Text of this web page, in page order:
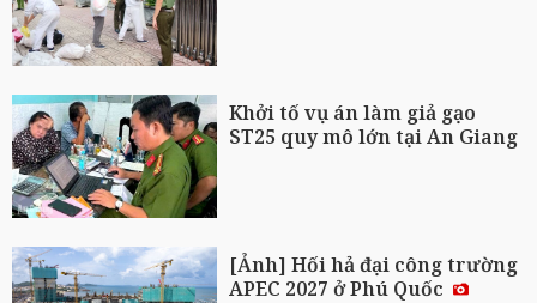
Khởi tố vụ án làm giả gạo
ST25 quy mô lớn tại An Giang
[Ảnh] Hối hả đại công trường
APEC 2027 ở Phú Quốc